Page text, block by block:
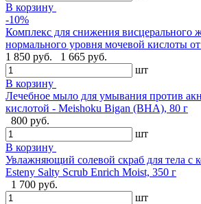
В корзину
-10%
Комплекс для снижения висцерального
нормального уровня мочевой кислоты
1 850 руб.
1 665 руб.
шт
В корзину
Лечебное мыло для умывания против
кислотой - Meishoku Bigan (BHA), 80 г
800 руб.
шт
В корзину
Увлажняющий солевой скраб для тела с
Esteny Salty Scrub Enrich Moist, 350 г
1 700 руб.
шт